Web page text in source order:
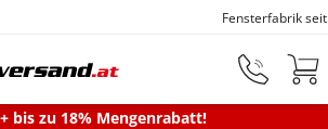
bis zu 18% Mengenrabatt!